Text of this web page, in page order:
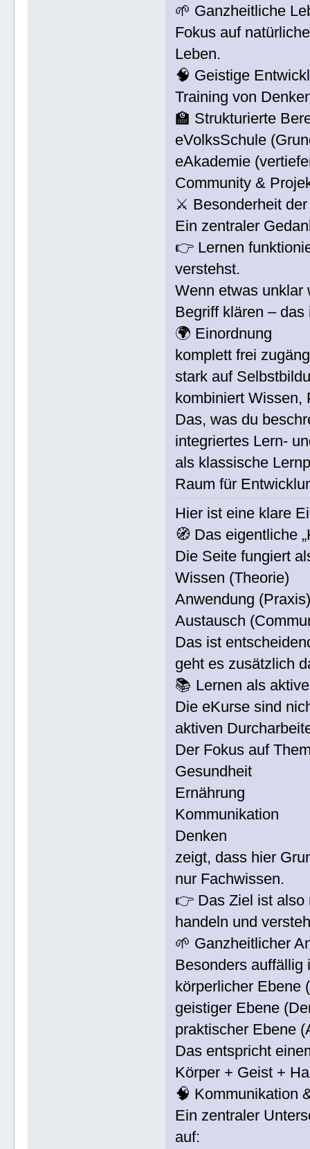
🌱 Ganzheitliche
Fokus auf
Leben.
🧠 Geistige
Training von
🏫 Strukturierte
eVolksSchule
eAkademie
Community &
⚔️ Besonderheit
Ein zentraler
👉 Lernen
verstehst.
Wenn etwas unklar
Begriff klären –
🌍 Einordnung
komplett frei
stark auf
kombiniert Wissen,
Das, was du
integriertes Lern-
als klassische
Raum für
Hier ist eine klare
🧭 Das eigentliche
Die Seite fungiert
Wissen (Theorie)
Anwendung
Austausch
Das ist
geht es zusätzlich
📚 Lernen als
Die eKurse sind
aktiven
Der Fokus auf
Gesundheit
Ernährung
Kommunikation
Denken
zeigt, dass hier
nur Fachwissen.
👉 Das Ziel ist also
handeln und
🌱 Ganzheitlicher
Besonders auffällig
körperlicher Ebene
geistiger Ebene
praktischer Ebene
Das entspricht
Körper + Geist +
🧠 Kommunikation
Ein zentraler
auf: